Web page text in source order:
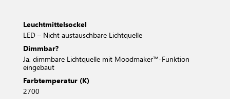
Leuchtmittelsockel
LED – Nicht austauschbare Lichtquelle
Dimmbar?
Ja, dimmbare Lichtquelle mit Moodmaker™-Funktion
eingebaut
Farbtemperatur (K)
2700